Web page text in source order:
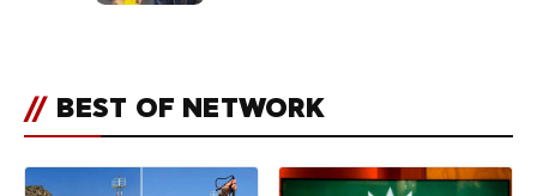
// BEST OF NETWORK